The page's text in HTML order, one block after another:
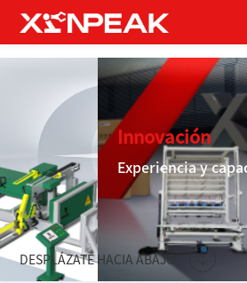
Fabricación inteligente
Líder mundial en
Procesamiento de metal y
DESPLÁZATE HACIA ABAJO